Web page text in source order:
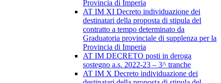
Provincia di Imperia
AT IM XI Decreto individuazione dei
destinatari della proposta di stipula del
contratto a tempo determinato da
Graduatoria provinciale di supplenza per la
Provincia di Imperia
AT IM DECRETO posti in deroga
sostegno a.s. 2022-23 – 3^ tranche
AT IM X Decreto individuazione dei